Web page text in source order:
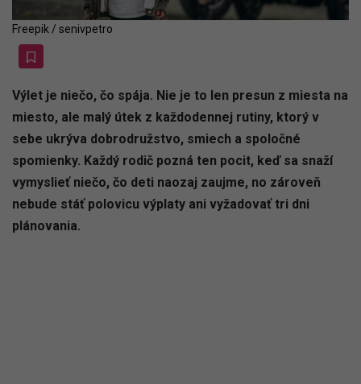
Freepik / senivpetro
Výlet je niečo, čo spája. Nie je to len presun z miesta na
miesto, ale malý útek z každodennej rutiny, ktorý v
sebe ukrýva dobrodružstvo, smiech a spoločné
spomienky. Každý rodič pozná ten pocit, keď sa snaží
vymyslieť niečo, čo deti naozaj zaujme, no zároveň
nebude stáť polovicu výplaty ani vyžadovať tri dni
plánovania.